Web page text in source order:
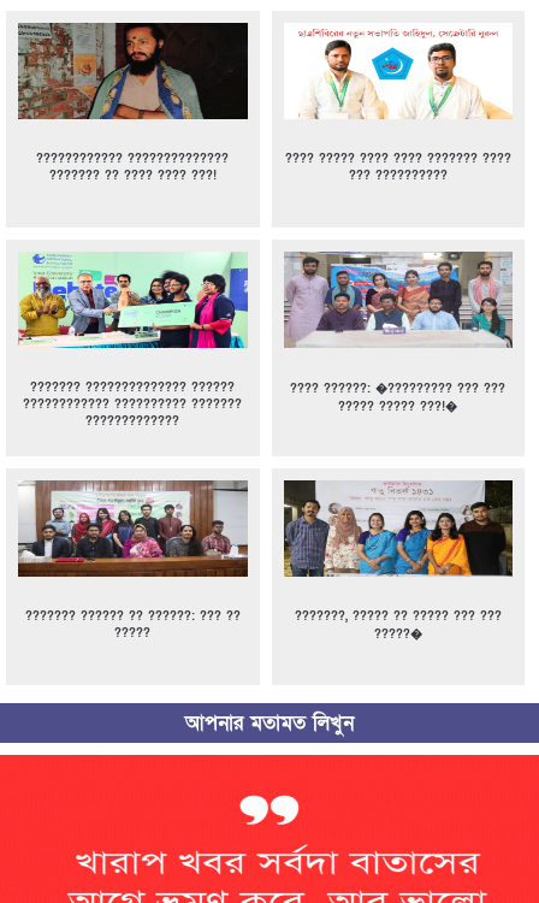
???????????? ??????????????
??????? ?? ???? ???? ???!
???? ????? ???? ???? ??????? ????
??? ??????????
??????? ?????????????? ??????
???????????? ?????????? ???????
?????????????
???? ??????: �????????? ??? ???
????? ????? ???!�
??????? ?????? ?? ??????: ??? ??
?????
???????, ????? ?? ????? ??? ???
?????�
আপনার মতামত লিখুন